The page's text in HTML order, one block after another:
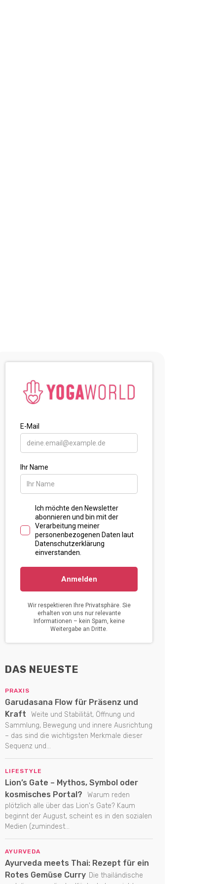
DAS NEUESTE
PRAXIS
Garudasana Flow für Präsenz und
Kraft
Weite und Stabilität, Öffnung und
Sammlung, Bewegung und innere Ausrichtung
– das sind die wichtigsten Merkmale dieser
Sequenz und...
LIFESTYLE
Lion’s Gate – Mythos, Symbol oder
kosmisches Portal?
Warum reden
plötzlich alle über das Lion's Gate? Kaum
beginnt der August, scheint es in den sozialen
Medien (zumindest...
AYURVEDA
Ayurveda meets Thai: Rezept für ein
Rotes Gemüse Curry Die thailändische